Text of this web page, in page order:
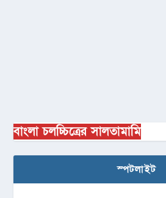
বাংলা চলচ্চিত্রের সালতামামি
স্পটলাইট